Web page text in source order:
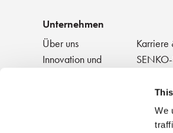
We
Unternehmen
Über uns
Karriere
Innovation und
Anerkennung
NEWS